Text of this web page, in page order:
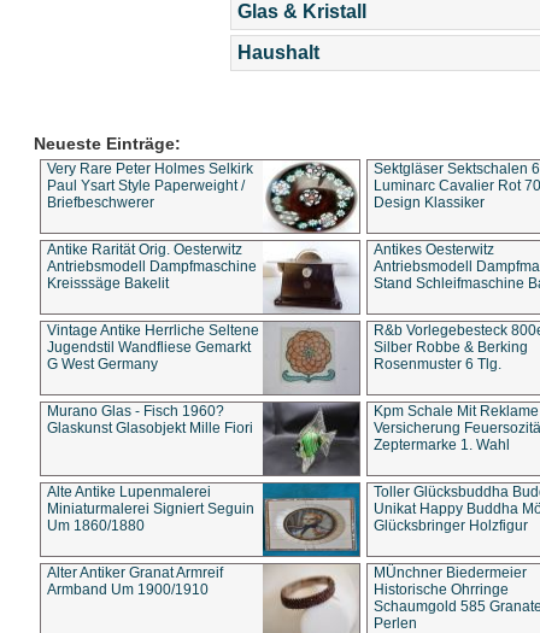
Glas & Kristall
Haushalt
Neueste Einträge:
Very Rare Peter Holmes Selkirk
Paul Ysart Style Paperweight /
Briefbeschwerer
Sektgläser Sektschalen
Luminarc Cavalier Rot
Design Klassiker
Antike Rarität Orig. Oesterwitz
Antriebsmodell Dampfmaschine
Kreisssäge Bakelit
Antikes Oesterwitz
Antriebsmodell
Stand Schleifmaschine
Vintage Antike Herrliche Seltene
Jugendstil Wandfliese Gemarkt
G West Germany
R&b Vorlegebesteck
Silber Robbe & Berking
Rosenmuster 6 Tlg.
Murano Glas - Fisch 1960?
Glaskunst Glasobjekt Mille Fiori
Kpm Schale Mit Reklame
Versicherung
Zeptermarke 1. Wahl
Alte Antike Lupenmalerei
Miniaturmalerei Signiert Seguin
Um 1860/1880
Toller Glücksbuddha
Unikat Happy Buddha
Glücksbringer Holzfigur
Alter Antiker Granat Armreif
Armband Um 1900/1910
MÜnchner Biedermeier
Historische Ohrringe
Schaumgold 585
Perlen